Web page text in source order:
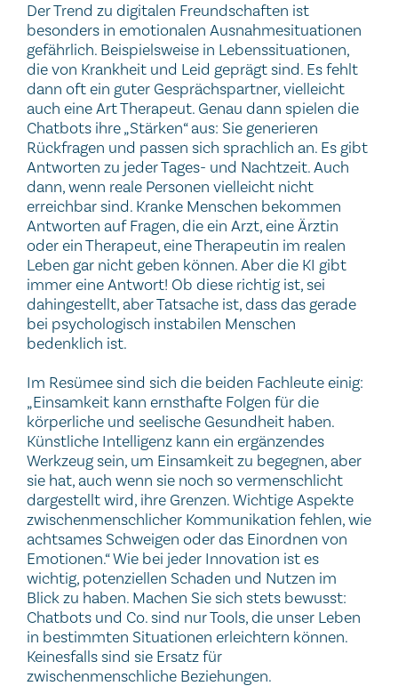
Der Trend zu digitalen Freundschaften ist
besonders in emotionalen Ausnahmesituationen
gefährlich. Beispielsweise in Lebenssituationen,
die von Krankheit und Leid geprägt sind. Es fehlt
dann oft ein guter Gesprächspartner, vielleicht
auch eine Art Therapeut. Genau dann spielen die
Chatbots ihre „Stärken“ aus: Sie generieren
Rückfragen und passen sich sprachlich an. Es gibt
Antworten zu jeder Tages- und Nachtzeit. Auch
dann, wenn reale Personen vielleicht nicht
erreichbar sind. Kranke Menschen bekommen
Antworten auf Fragen, die ein Arzt, eine Ärztin
oder ein Therapeut, eine Therapeutin im realen
Leben gar nicht geben können. Aber die KI gibt
immer eine Antwort! Ob diese richtig ist, sei
dahingestellt, aber Tatsache ist, dass das gerade
bei psychologisch instabilen Menschen
bedenklich ist.
Im Resümee sind sich die beiden Fachleute einig:
„Einsamkeit kann ernsthafte Folgen für die
körperliche und seelische Gesundheit haben.
Künstliche Intelligenz kann ein ergänzendes
Werkzeug sein, um Einsamkeit zu begegnen, aber
sie hat, auch wenn sie noch so vermenschlicht
dargestellt wird, ihre Grenzen. Wichtige Aspekte
zwischenmenschlicher Kommunikation fehlen, wie
achtsames Schweigen oder das Einordnen von
Emotionen.“ Wie bei jeder Innovation ist es
wichtig, potenziellen Schaden und Nutzen im
Blick zu haben. Machen Sie sich stets bewusst:
Chatbots und Co. sind nur Tools, die unser Leben
in bestimmten Situationen erleichtern können.
Keinesfalls sind sie Ersatz für
zwischenmenschliche Beziehungen.